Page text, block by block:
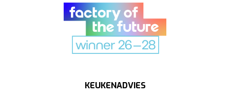
KEUKENADVIES